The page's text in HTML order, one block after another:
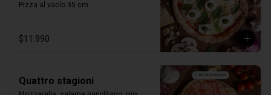
Pizza al vacío 35 cm.
$11.990
Quattro stagioni